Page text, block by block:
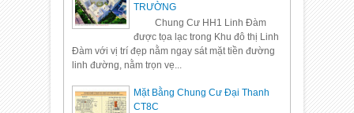
TRƯỜNG
Chung Cư HH1 Linh Đàm
được tọa lạc trong Khu đô thị Linh
Đàm với vị trí đẹp nằm ngay sát mặt tiền đường
linh đường, nằm trọn vẹ...
Mặt Bằng Chung Cư Đại Thanh
CT8C